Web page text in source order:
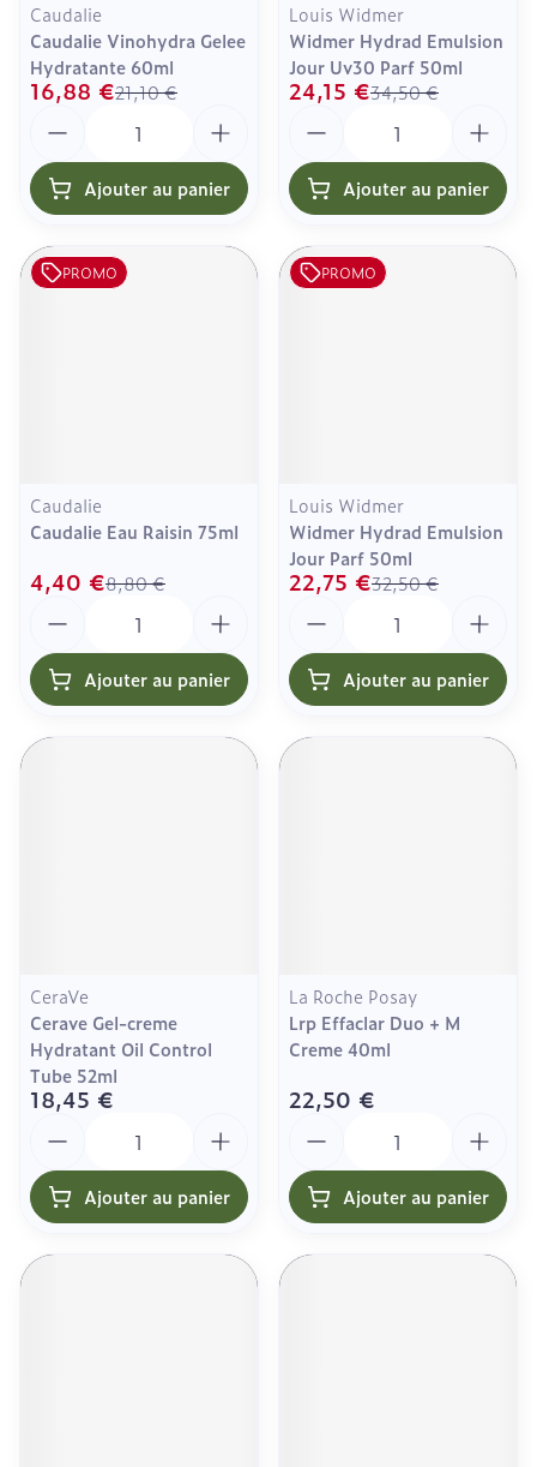
Caudalie
Caudalie Vinohydra Gelee
Hydratante 60ml
21,10 €
16,88 €
Ajouter au panier
Louis Widmer
Widmer Hydrad Emulsion
Jour Uv30 Parf 50ml
34,50 €
24,15 €
Ajouter au panier
PROMO
Caudalie
Caudalie Eau Raisin 75ml
8,80 €
4,40 €
Ajouter au panier
PROMO
Louis Widmer
Widmer Hydrad Emulsion
Jour Parf 50ml
32,50 €
22,75 €
Ajouter au panier
CeraVe
Cerave Gel-creme
Hydratant Oil Control
Tube 52ml
18,45 €
Ajouter au panier
La Roche Posay
Lrp Effaclar Duo + M
Creme 40ml
22,50 €
Ajouter au panier